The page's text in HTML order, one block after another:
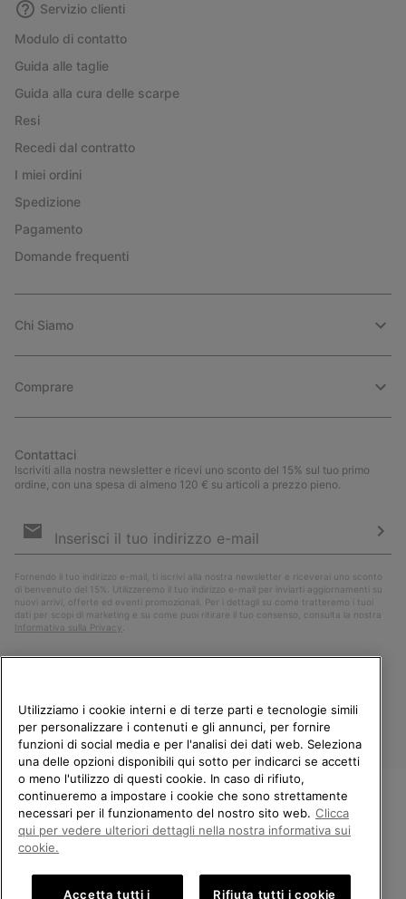
Servizio clienti
Modulo di contatto
Guida alle taglie
Guida alla cura delle scarpe
Resi
Recedi dal contratto
I miei ordini
Spedizione
Pagamento
Domande frequenti
Chi Siamo
Comprare
Contattaci
Iscriviti alla nostra newsletter e ricevi uno sconto del 15% sul tuo primo
ordine, con una spesa di almeno 120 € su articoli a prezzo pieno.
e-
Fornendo il tuo indirizzo e-mail, ti iscrivi alla nostra newsletter e riceverai uno sconto
di benvenuto del 15%. Utilizzeremo il tuo indirizzo e-mail per inviarti aggiornamenti su
nuovi arrivi, offerte ed eventi promozionali. Per i dettagli su come tratteremo i tuoi
dati per scopi di marketing e su come puoi ritirare il tuo consenso, consulta la nostra
Informativa sulla Privacy
Italia
©2026Columbia Sportswear Company. Avenue des Morgines, 12 1213
Petit-Lancy Switzerland. Tutti i diritti riservati.
Politica sulla privacy Termini di utilizzo
BENVENUTO/A IN SOREL.
SELEZIONA IL TUO PAESE DI
Utilizziamo i cookie interni e di terze parti e tecnologie simili
per personalizzare i contenuti e gli annunci, per fornire
funzioni di social media e per l'analisi dei dati web. Seleziona
una delle opzioni disponibili qui sotto per indicarci se accetti
o meno l'utilizzo di questi cookie. In caso di rifiuto,
continueremo a impostare i cookie che sono strettamente
necessari per il funzionamento del nostro sito web. Clicca
qui per vedere ulteriori dettagli nella nostra informativa sui
cookie.
Accetta tutti i Rifiuta tutti i cookie